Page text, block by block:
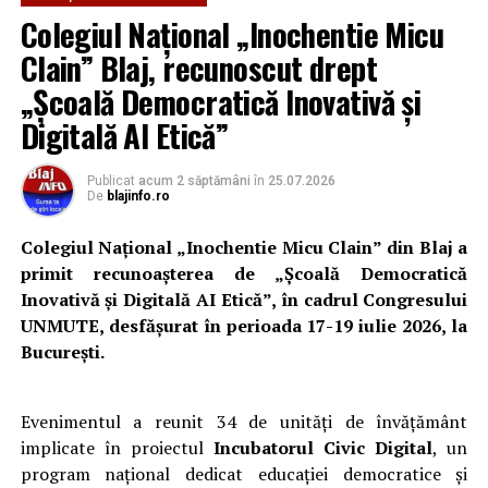
Colegiul Național „Inochentie Micu
Clain” Blaj, recunoscut drept
„Școală Democratică Inovativă și
Digitală AI Etică”
Publicat acum 2 săptămâni în 25.07.2026
De blajinfo.ro
Colegiul Național „Inochentie Micu Clain” din Blaj a
primit recunoașterea de „Școală Democratică
Inovativă și Digitală AI Etică”, în cadrul Congresului
UNMUTE, desfășurat în perioada 17-19 iulie 2026, la
București.
Evenimentul a reunit 34 de unități de învățământ
implicate în proiectul Incubatorul Civic Digital, un
program național dedicat educației democratice și